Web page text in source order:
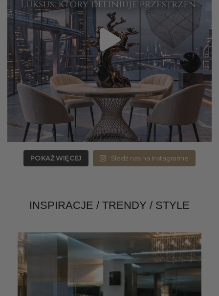
POKAŻ WIĘCEJ Śledź nas na Instagramie
INSPIRACJE / TRENDY / STYLE